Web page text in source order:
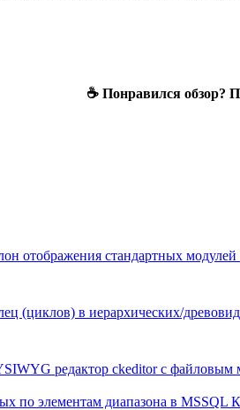
☕ Понравился обзор?
отображения стандартных
(циклов) в иерархических/
редактор ckeditor c
по элементам диапазона в MSSQL